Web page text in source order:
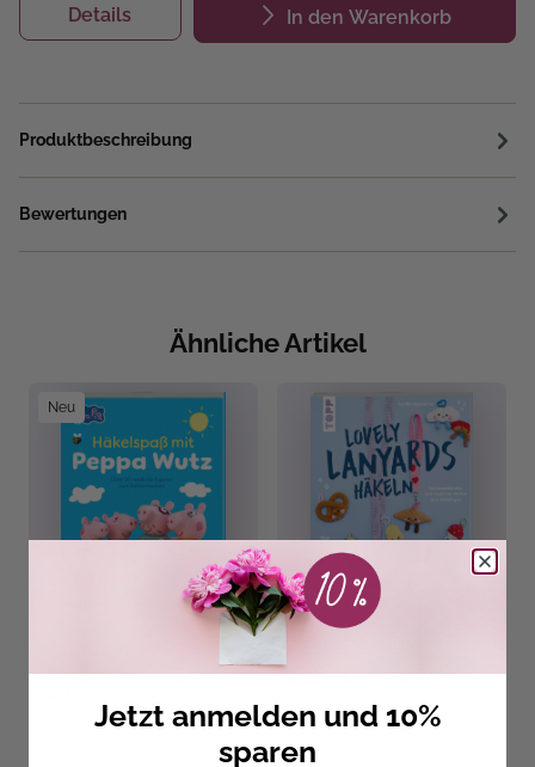
Details In den Warenkorb
Produktbeschreibung
Bewertungen
Ähnliche Artikel
Neu
Häkelspaß mit Peppa
Lovely Lanyards häkeln
Sofort Lieferbar
Jetzt anmelden und 10%
sparen